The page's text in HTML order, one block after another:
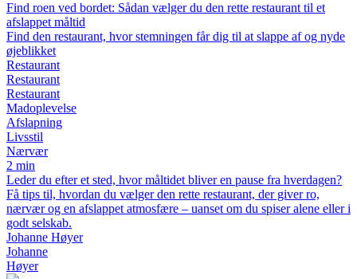
Find roen ved bordet: Sådan vælger du den rette restaurant til et
afslappet måltid
Find den restaurant, hvor stemningen får dig til at slappe af og nyde
øjeblikket
Restaurant
Restaurant
Restaurant
Madoplevelse
Afslapning
Livsstil
Nærvær
2 min
Leder du efter et sted, hvor måltidet bliver en pause fra hverdagen?
Få tips til, hvordan du vælger den rette restaurant, der giver ro,
nærvær og en afslappet atmosfære – uanset om du spiser alene eller i
godt selskab.
Johanne Høyer
Johanne
Høyer